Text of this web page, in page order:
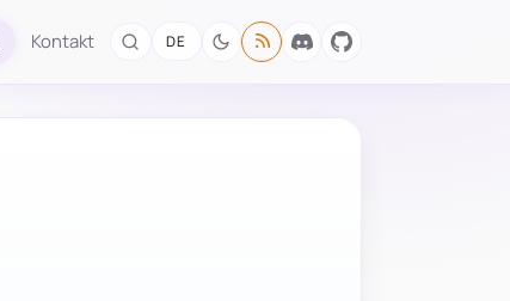
Kontakt DE